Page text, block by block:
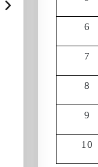
6
7
8
9
10